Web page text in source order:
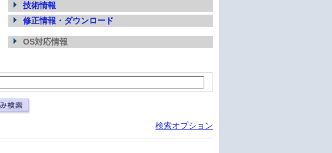
技術情報
修正情報・ダウンロード
OS対応情報
検索オプション